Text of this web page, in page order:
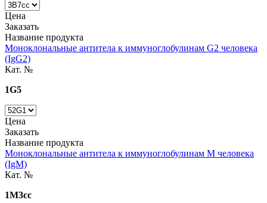
Цена
Заказать
Название продукта
Моноклональные антитела к иммуноглобулинам G2 человека
(IgG2)
Кат. №
1G5
Цена
Заказать
Название продукта
Моноклональные антитела к иммуноглобулинам М человека
(IgM)
Кат. №
1M3cc